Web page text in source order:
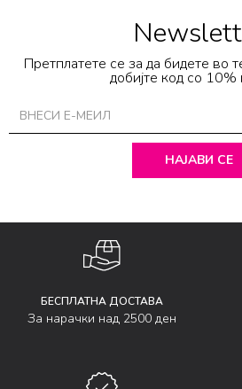
Претплатете се за да бидете во
добијте код со 10%
НАЈАВИ СЕ
БЕСПЛАТНА ДОСТАВА
За нарачки над 2500 ден